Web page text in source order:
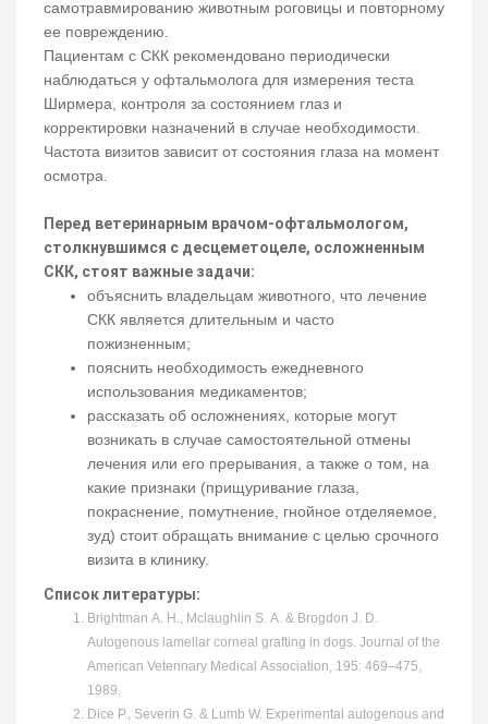
самотравмированию животным роговицы и повторному
ее повреждению.
Пациентам с СКК рекомендовано периодически
наблюдаться у офтальмолога для измерения теста
Ширмера, контроля за состоянием глаз и
корректировки назначений в случае необходимости.
Частота визитов зависит от состояния глаза на момент
осмотра.
Перед ветеринарным врачом-офтальмологом,
столкнувшимся с десцеметоцеле, осложненным
СКК, стоят важные задачи:
объяснить владельцам животного, что лечение
СКК является длительным и часто
пожизненным;
пояснить необходимость ежедневного
использования медикаментов;
рассказать об осложнениях, которые могут
возникать в случае самостоятельной отмены
лечения или его прерывания, а также о том, на
какие признаки (прищуривание глаза,
покраснение, помутнение, гнойное отделяемое,
зуд) стоит обращать внимание с целью срочного
визита в клинику.
Список литературы:
Brightman A. H., Mclaughlin S. A. & Brogdon J. D.
Autogenous lamellar corneal grafting in dogs. Journal of the
American Veterinary Medical Association, 195: 469–475,
1989.
Dice P., Severin G. & Lumb W. Experimental autogenous and